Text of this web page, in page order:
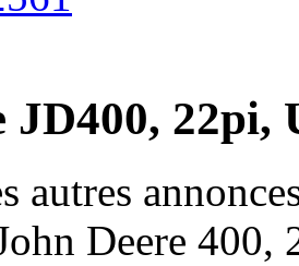
JD400, 22pi,
autres
Deere